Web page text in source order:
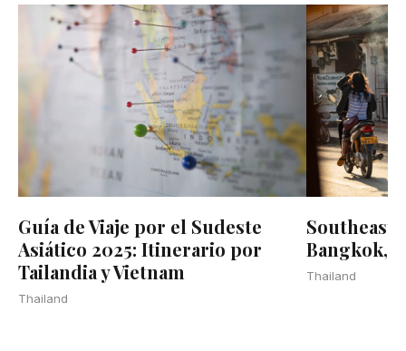
Guía de Viaje por el Sudeste
Asiático 2025: Itinerario por
Tailandia y Vietnam
Thailand
Southeast
Bangkok,
Thailand